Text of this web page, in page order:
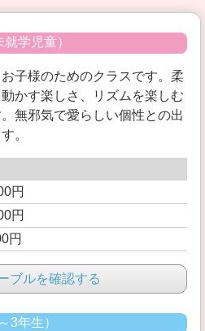
学児童）
子様のためのクラスです。柔
かす楽しさ、リズムを楽しむ
無邪気で愛らしい個性との出
。
円
円
ブルを確認する
3年生）